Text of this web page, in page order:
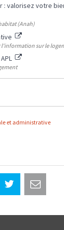
: valorisez votre
(Anah)
l'information sur le
et administrative